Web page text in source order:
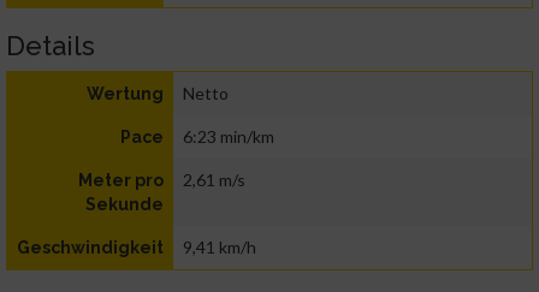
Details
Wertung Netto
Pace 6:23 min/km
Meter pro
Sekunde
2,61 m/s
Geschwindigkeit 9,41 km/h